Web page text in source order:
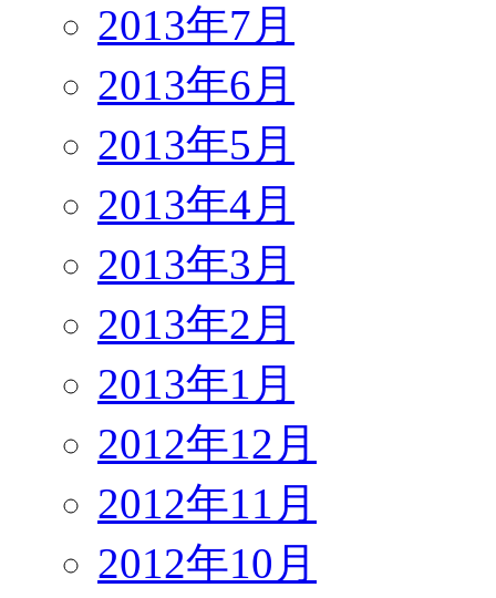
2013年7月
2013年6月
2013年5月
2013年4月
2013年3月
2013年2月
2013年1月
2012年12月
2012年11月
2012年10月